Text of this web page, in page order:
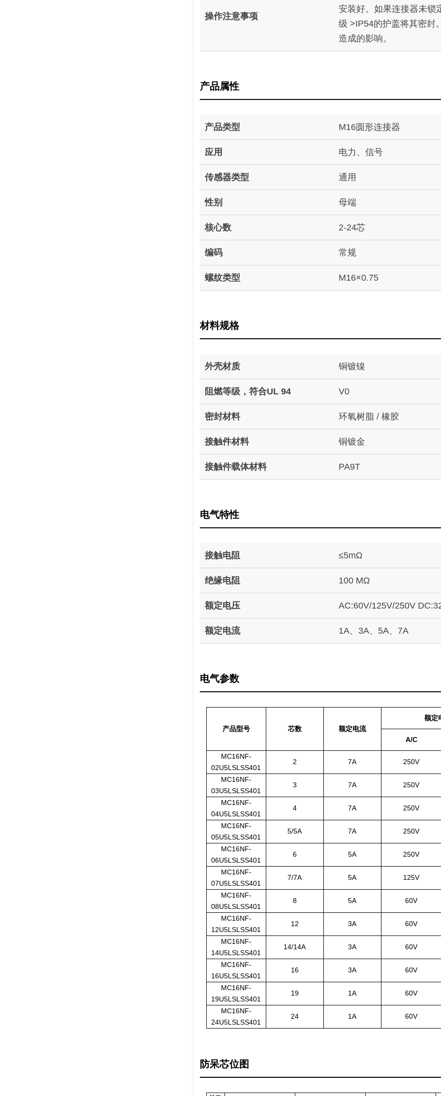
操作注意事项
安装好。如果连接器未锁
级 >IP54的护盖将其密封
造成的影响。
产品属性
产品类型 M16圆形连接器
应用 电力、信号
传感器类型 通用
性别 母端
核心数 2-24芯
编码 常规
螺纹类型 M16×0.75
材料规格
外壳材质 铜镀镍
阻燃等级，符合UL 94 V0
密封材料 环氧树脂 / 橡胶
接触件材料 铜镀金
接触件载体材料 PA9T
电气特性
接触电阻 ≤5mΩ
绝缘电阻 100 MΩ
额定电压 AC:60V/125V/250V
额定电流 1A、3A、5A、7A
电气参数
产品型号 芯数 额定电流
额定
A/C
MC16NF-
02U5LSLSS401
2 7A 250V
MC16NF-
03U5LSLSS401
3 7A 250V
MC16NF-
04U5LSLSS401
4 7A 250V
MC16NF-
05U5LSLSS401
5/5A 7A 250V
MC16NF-
06U5LSLSS401
6 5A 250V
MC16NF-
07U5LSLSS401
7/7A 5A 125V
MC16NF-
08U5LSLSS401
8 5A 60V
MC16NF-
12U5LSLSS401
12 3A 60V
MC16NF-
14U5LSLSS401
14/14A 3A 60V
MC16NF-
16U5LSLSS401
16 3A 60V
MC16NF-
19U5LSLSS401
19 1A 60V
MC16NF-
24U5LSLSS401
24 1A 60V
防呆芯位图